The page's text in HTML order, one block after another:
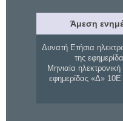
Άμεση
Δυνατή Ετήσια
της
Μηνιαία
εφημερίδας «Δ»